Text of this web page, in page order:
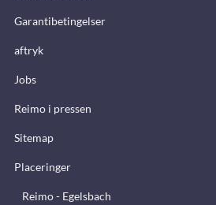
Garantibetingelser
aftryk
Jobs
Reimo i pressen
Sitemap
Placeringer
Reimo - Egelsbach